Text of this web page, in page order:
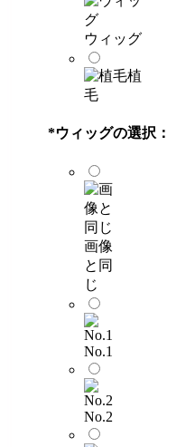
ウィッグ
植
毛
*ウィッグの選択：
画像
と同
じ
No.1
No.2